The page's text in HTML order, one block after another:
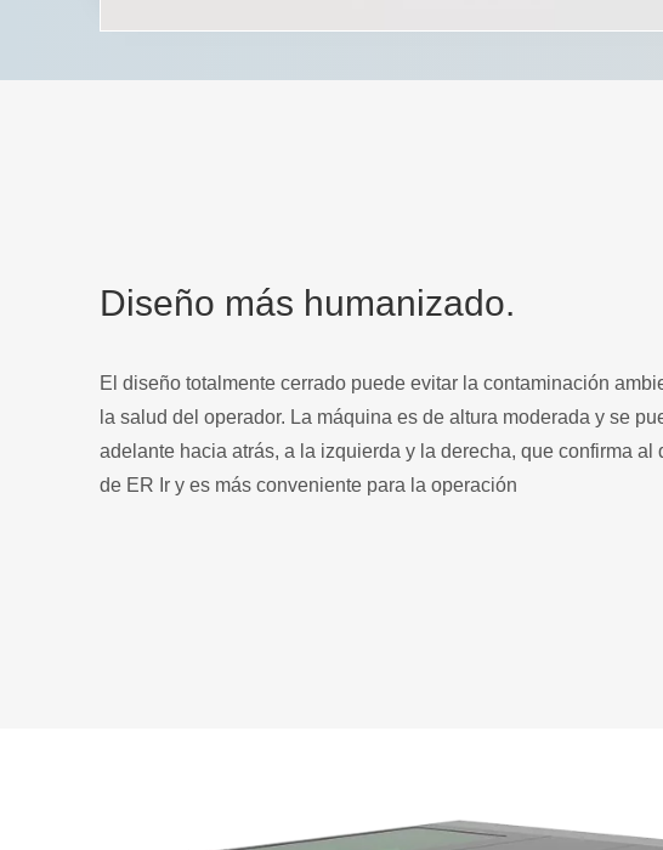
Diseño más humanizado.
El diseño totalmente cerrado puede evitar la contaminación
la salud del operador. La máquina es de altura moderada y se
adelante hacia atrás, a la izquierda y la derecha, que confirma al
de ER Ir y es más conveniente para la operación